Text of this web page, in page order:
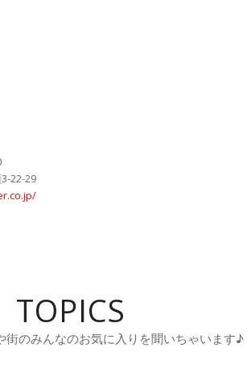
22-29
TOPICS
街のみんなのお気に入りを聞いちゃいます♪